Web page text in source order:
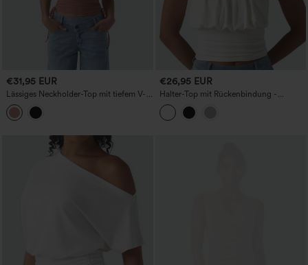
€31,95 EUR
Lässiges Neckholder-Top mit tiefem V-
Ausschnitt, rückenfrei, gerafft und mit
Kordelzug
€26,95 EUR
Halter-Top mit Rückenbindung -
lässiges Top